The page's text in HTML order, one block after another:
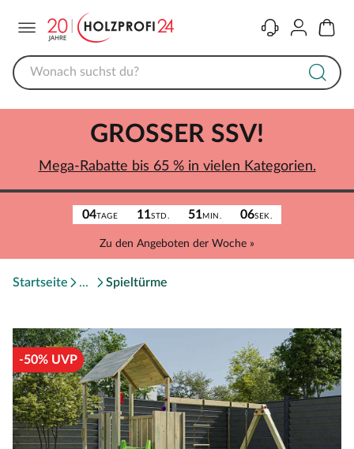
KontaktKonto
04TAGE 11STD. 51MIN. 06SEK.
Zu den Angeboten der Woche »
GROSSER SSV!
Mega-Rabatte bis 65 % in vielen Kategorien.
Startseite Spieltürme
-50% UVP